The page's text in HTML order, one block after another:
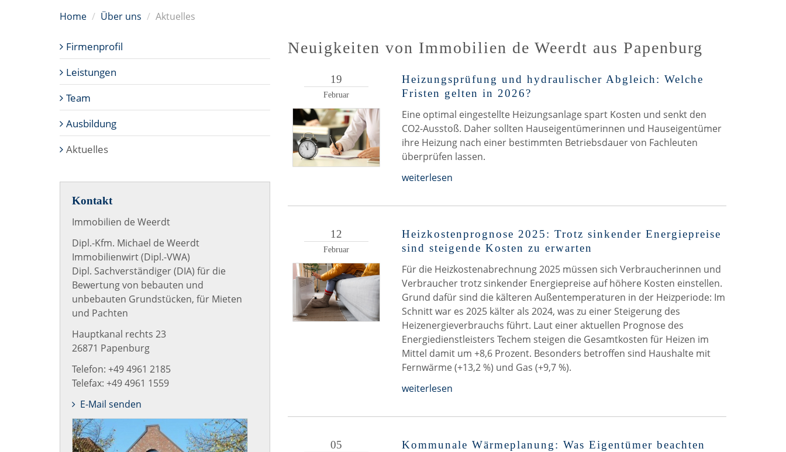
auf
Facebook
auf
Twitter
Home Über uns Aktuelles
Neuigkeiten von Immobilien de Weerdt aus Papenburg
19
Februar
Heizungsprüfung und hydraulischer Abgleich: Welche
Fristen gelten in 2026?
Eine optimal eingestellte Heizungsanlage spart Kosten und senkt den
CO2-Ausstoß. Daher sollten Hauseigentümerinnen und Hauseigentümer
ihre Heizung nach einer bestimmten Betriebsdauer von Fachleuten
überprüfen lassen.
weiterlesen
12
Februar
Heizkostenprognose 2025: Trotz sinkender Energiepreise
sind steigende Kosten zu erwarten
Für die Heizkostenabrechnung 2025 müssen sich Verbraucherinnen und
Verbraucher trotz sinkender Energiepreise auf höhere Kosten einstellen.
Grund dafür sind die kälteren Außentemperaturen in der Heizperiode: Im
Schnitt war es 2025 kälter als 2024, was zu einer Steigerung des
Heizenergieverbrauchs führt. Laut einer aktuellen Prognose des
Energiedienstleisters Techem steigen die Gesamtkosten für Heizen im
Mittel damit um +8,6 Prozent. Besonders betroffen sind Haushalte mit
Fernwärme (+13,2 %) und Gas (+9,7 %).
weiterlesen
05
Kommunale Wärmeplanung: Was Eigentümer beachten
Firmenprofil
Leistungen
Team
Ausbildung
Aktuelles
Kontakt
Immobilien de Weerdt
Dipl.-Kfm. Michael de Weerdt
Immobilienwirt (Dipl.-VWA)
Dipl. Sachverständiger (DIA) für die
Bewertung von bebauten und
unbebauten Grundstücken, für Mieten
und Pachten
Hauptkanal rechts 23
26871 Papenburg
Telefon: +49 4961 2185
Telefax: +49 4961 1559
E-Mail senden